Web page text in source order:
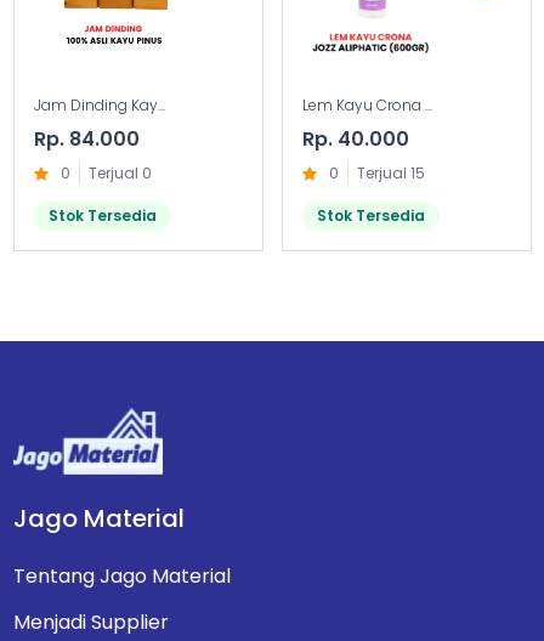
Jam Dinding Kay...
Rp. 84.000
0 Terjual 0
Stok Tersedia
Lem Kayu Crona ...
Rp. 40.000
0 Terjual 15
Stok Tersedia
Jago Material
Tentang Jago Material
Menjadi Supplier